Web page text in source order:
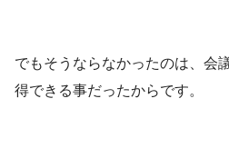
でもそうならなかったのは、会
得できる事だったからです。